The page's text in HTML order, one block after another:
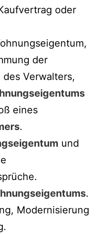
oder
der
Verwalters,
eines
.
und
.
Modernisierung